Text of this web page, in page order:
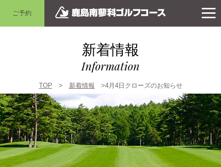
ご予約
新着情報
Information
TOP > 新着情報 >4月4日クローズのお知らせ